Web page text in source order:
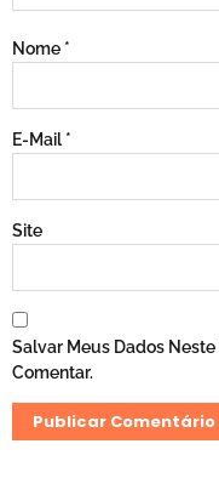
Nome *
E-Mail*
Site
Salvar Meus Dados
Comentar.